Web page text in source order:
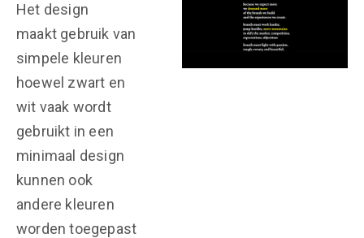
Het design
maakt gebruik van
simpele kleuren
hoewel zwart en
wit vaak wordt
gebruikt in een
minimaal design
kunnen ook
andere kleuren
worden toegepast